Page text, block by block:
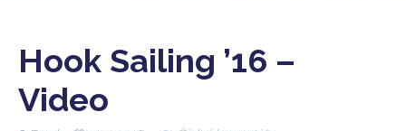
Hook Sailing ’16 –
Video